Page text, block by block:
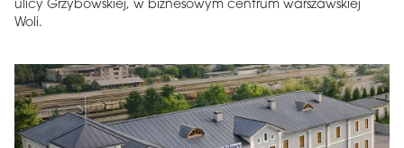
ulicy Grzybowskiej, w biznesowym centrum warszawskiej
Woli.